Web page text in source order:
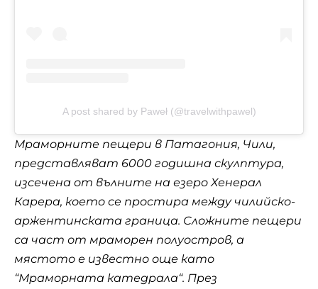
A post shared by Paweł (@travelwithpawel)
Мраморните пещери в Патагония, Чили,
представляват 6000 годишна скулптура,
изсечена от вълните на езеро Хенерал
Карера, което се простира между чилийско-
аржентинската граница. Сложните пещери
са част от мраморен полуостров, а
мястото е известно още като
“Мраморната катедрала“. През